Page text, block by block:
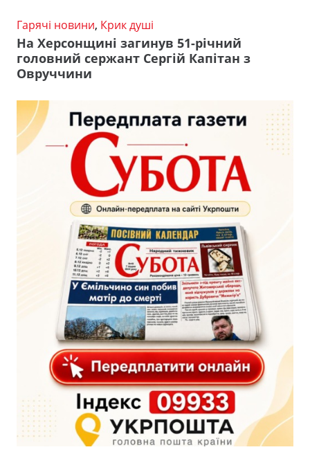
Гарячі новини, Крик душі
На Херсонщині загинув 51-річний
головний сержант Сергій Капітан з
Овруччини